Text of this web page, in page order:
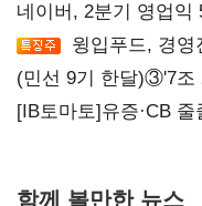
네이버, 2분기 영업
윙입푸드, 경
(민선 9기 한달)③'7
20년만에 '비상재정'
[IB토마토]유증·CB
함께 볼만한 뉴스